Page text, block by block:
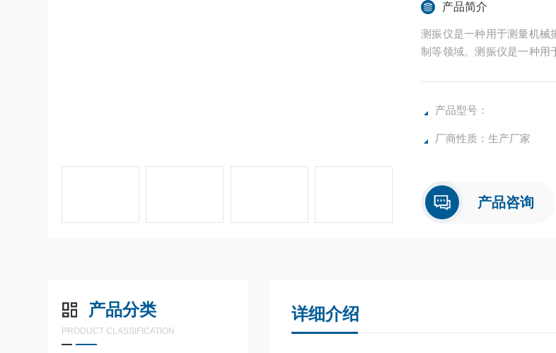
产品简介
测振仪是一种用于测量机械
制等领域。测振仪是一种用
产品型号：
厂商性质：生产厂家
产品咨询
产品分类
PRODUCT CLASSIFICATION
详细介绍